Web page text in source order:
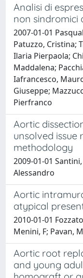
Analisi di
non sindromici
2007-01-01
Patuzzo, Cristina;
Ilaria Pierpaola;
Maddalena;
Iafrancesco,
Giuseppe;
Pierfranco
Aortic
unsolved issue
methodology
2009-01-01
Alessandro
Aortic
atypical
2010-01-01
Menini, F; Pavan,
Aortic root
and young